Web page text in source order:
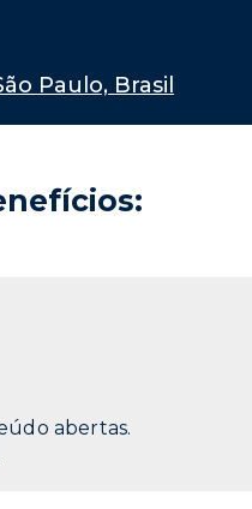
Paulo, Brasil
abertas.